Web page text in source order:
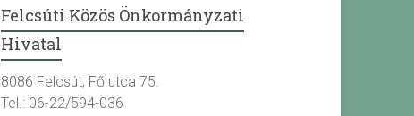
Felcsúti Közös Önkormányzati
Hivatal
8086 Felcsút, Fő utca 75.
Tel.: 06-22/594-036